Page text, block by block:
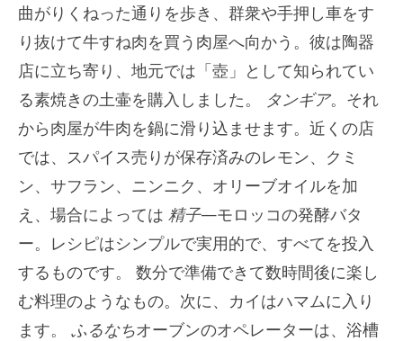
曲がりくねった通りを歩き、群衆や手押し車をす
り抜けて牛すね肉を買う肉屋へ向かう。彼は陶器
店に立ち寄り、地元では「壺」として知られてい
る素焼きの土壷を購入しました。
タンギア。それ
から肉屋が牛肉を鍋に滑り込ませます。近くの店
では、スパイス売りが保存済みのレモン、クミ
ン、サフラン、ニンニク、オリーブオイルを加
え、場合によっては 精子—モロッコの発酵バタ
ー。レシピはシンプルで実用的で、すべてを投入
するものです。
数分で準備できて数時間後に楽し
む料理のようなもの。次に、カイはハマムに入り
ます。 ふるなちオーブンのオペレーターは、浴槽